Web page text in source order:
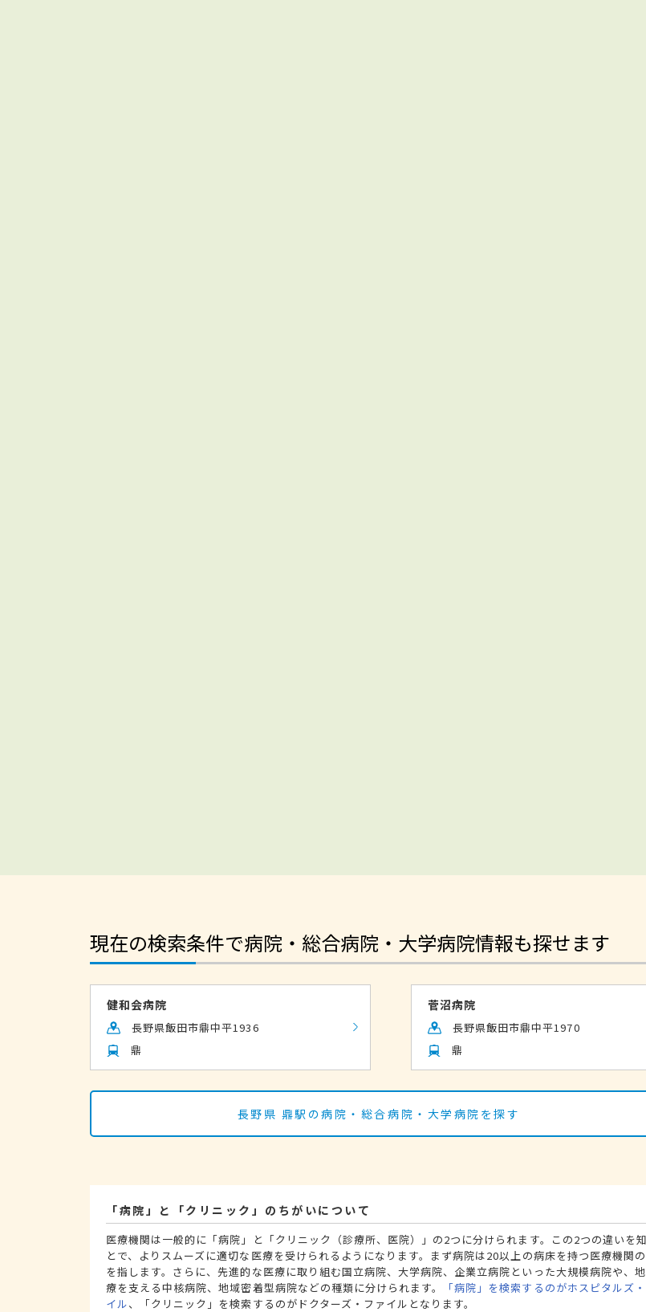
現在の検索条件で病院・総合病院・大学病院情報も探せます
健和会病院
長野県飯田市鼎中平1936
鼎
菅沼病院
長野県飯田市鼎中平1970
鼎
長野県 鼎駅の病院・総合病院・大学病院を探す
「病院」と「クリニック」のちがいについて
医療機関は一般的に「病院」と「クリニック（診療所、医院）」の2つに分けられます。この2つの違いを
とで、よりスムーズに適切な医療を受けられるようになります。まず病院は20以上の病床を持つ医療機関
を指します。さらに、先進的な医療に取り組む国立病院、大学病院、企業立病院といった大規模病院や、
療を支える中核病院、地域密着型病院などの種類に分けられます。
「病院」を検索するのがホスピタルズ
イル、「クリニック」を検索するのがドクターズ・ファイルとなります。